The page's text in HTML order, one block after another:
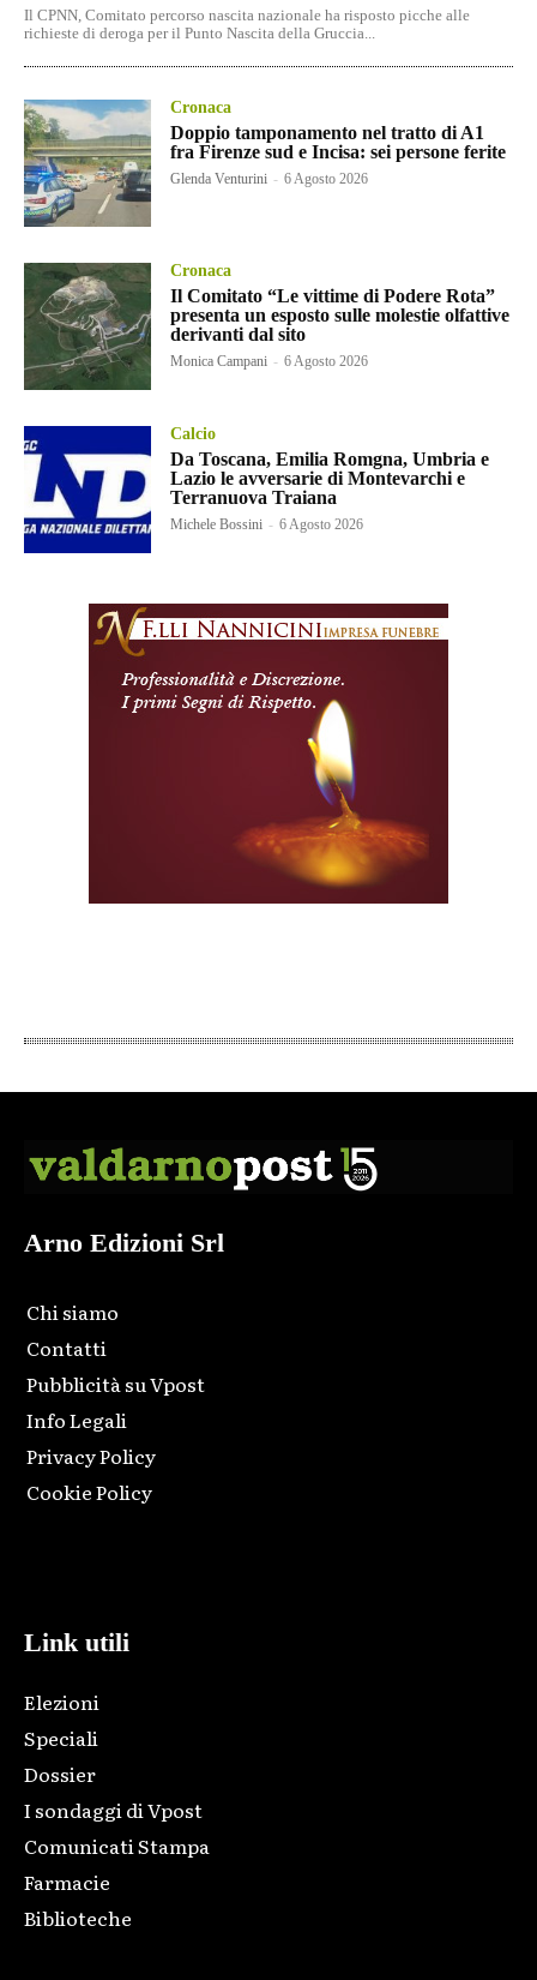
Il CPNN, Comitato percorso nascita nazionale ha risposto picche alle
richieste di deroga per il Punto Nascita della Gruccia...
Cronaca
Doppio tamponamento nel tratto di A1
fra Firenze sud e Incisa: sei persone ferite
Glenda Venturini - 6 Agosto 2026
Cronaca
Il Comitato “Le vittime di Podere Rota”
presenta un esposto sulle molestie olfattive
derivanti dal sito
Monica Campani - 6 Agosto 2026
Calcio
Da Toscana, Emilia Romgna, Umbria e
Lazio le avversarie di Montevarchi e
Terranuova Traiana
Michele Bossini - 6 Agosto 2026
Arno Edizioni Srl
Chi siamo
Contatti
Pubblicità su Vpost
Info Legali
Privacy Policy
Cookie Policy
Link utili
Elezioni
Speciali
Dossier
I sondaggi di Vpost
Comunicati Stampa
Farmacie
Biblioteche